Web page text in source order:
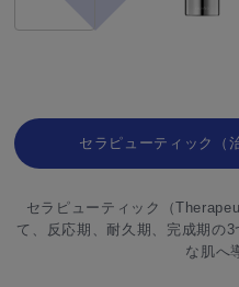
セラピューティック（
セラピューティック（
て、反応期、耐久期、完成期の
な肌へ